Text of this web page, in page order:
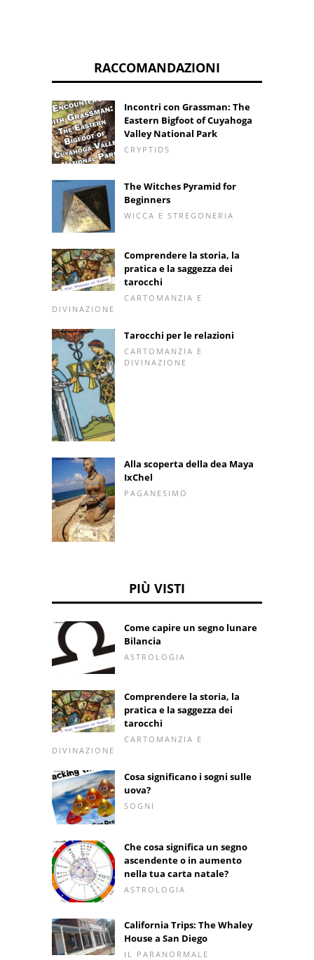
RACCOMANDAZIONI
Incontri con Grassman: The
Eastern Bigfoot of Cuyahoga
Valley National Park
CRYPTIDS
The Witches Pyramid for
Beginners
WICCA E STREGONERIA
Comprendere la storia, la
pratica e la saggezza dei
tarocchi
CARTOMANZIA E
DIVINAZIONE
Tarocchi per le relazioni
CARTOMANZIA E
DIVINAZIONE
Alla scoperta della dea Maya
IxChel
PAGANESIMO
PIÙ VISTI
Come capire un segno lunare
Bilancia
ASTROLOGIA
Comprendere la storia, la
pratica e la saggezza dei
tarocchi
CARTOMANZIA E
DIVINAZIONE
Cosa significano i sogni sulle
uova?
SOGNI
Che cosa significa un segno
ascendente o in aumento
nella tua carta natale?
ASTROLOGIA
California Trips: The Whaley
House a San Diego
IL PARANORMALE